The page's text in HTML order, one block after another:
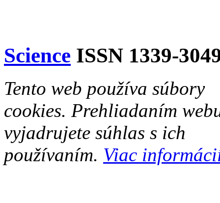
Science ISSN 1339-
Tento web používa súbory
cookies. Prehliadaním
vyjadrujete súhlas s ich
používaním. Viac